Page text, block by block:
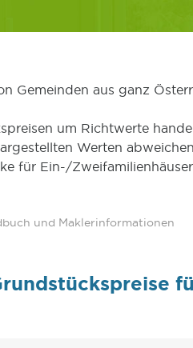
Gemeinden aus ganz
um Richtwerte
Werten
für Ein-/
und Maklerinformationen